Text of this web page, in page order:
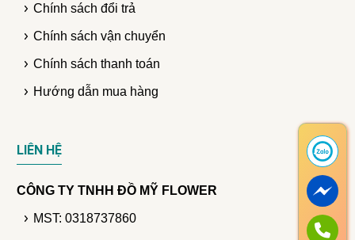
Chính sách đổi trả
Chính sách vận chuyển
Chính sách thanh toán
Hướng dẫn mua hàng
LIÊN HỆ
CÔNG TY TNHH ĐỒ MỸ FLOWER
MST: 0318737860